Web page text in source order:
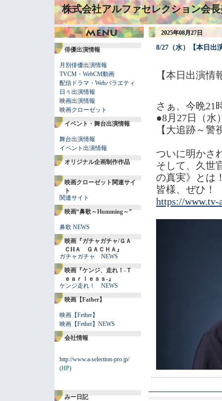
株式会社アルファセレクション会
俳優出演情報
月別俳優出演情報
TVCM・WebCM動画
配信ドラマ・Webバラエティ
日々出演情報
映画出演情報
映画クローゼット
イベント・舞台出演情報
舞台出演情報
イベント出演情報
オリジナル企画制作作品
映画クローゼット関連サイ
ト
関連サイト
映画“鼻歌～Humming～”
鼻歌 NEWS
映画『ガチャガチャ/ＧＡ
ＣHＡ ＧＡＣＨＡ』
ガチャガチャ NEWS
映画『ケンジ、走れ！-Ｔ
ｅａｒｌｅｓｓ-』
ケンジ走れ！ NEWS
映画【Father】
映画【Fether】
映画【Fether】NEWS
会社情報
http://www.a-selection-pro.jp/
(HP)
みー日記
2025年08月27日
8/27（水）【本日出
【本日出演情
さぁ、今晩21
●8月27日（水
【大追跡～
ついに明かさ
そして、久世
の真実》とは
皆様、ぜひ！
https://www.tv-